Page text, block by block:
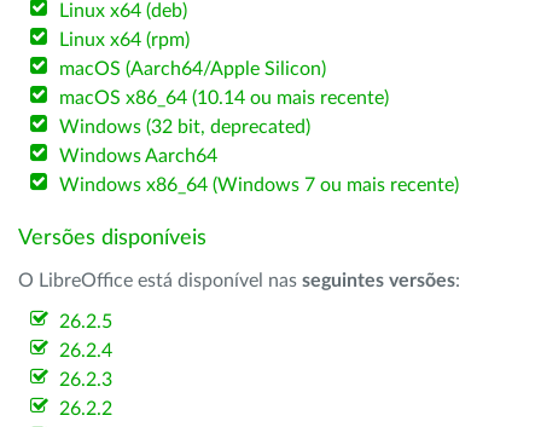
Linux x64 (deb)
Linux x64 (rpm)
macOS (Aarch64/Apple Silicon)
macOS x86_64 (10.14 ou mais recente)
Windows (32 bit, deprecated)
Windows Aarch64
Windows x86_64 (Windows 7 ou mais recente)
Versões disponíveis
O LibreOffice está disponível nas seguintes versões:
26.2.5
26.2.4
26.2.3
26.2.2